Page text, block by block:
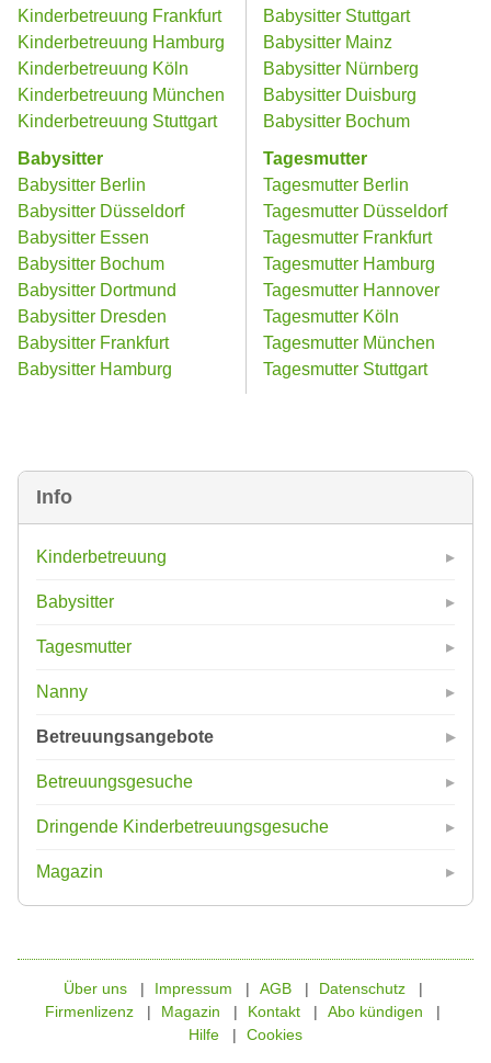
Info
Kinderbetreuung
Babysitter
Tagesmutter
Nanny
Betreuungsangebote
Betreuungsgesuche
Dringende Kinderbetreuungsgesuche
Magazin
Kinderbetreuung Frankfurt
Kinderbetreuung Hamburg
Kinderbetreuung Köln
Kinderbetreuung München
Kinderbetreuung Stuttgart
Babysitter
Babysitter Berlin
Babysitter Düsseldorf
Babysitter Essen
Babysitter Bochum
Babysitter Dortmund
Babysitter Dresden
Babysitter Frankfurt
Babysitter Hamburg
Babysitter Stuttgart
Babysitter Mainz
Babysitter Nürnberg
Babysitter Duisburg
Babysitter Bochum
Tagesmutter
Tagesmutter Berlin
Tagesmutter Düsseldorf
Tagesmutter Frankfurt
Tagesmutter Hamburg
Tagesmutter Hannover
Tagesmutter Köln
Tagesmutter München
Tagesmutter Stuttgart
Über uns Impressum AGB
Datenschutz
Firmenlizenz
Magazin Kontakt
Abo kündigen
Hilfe
Cookies